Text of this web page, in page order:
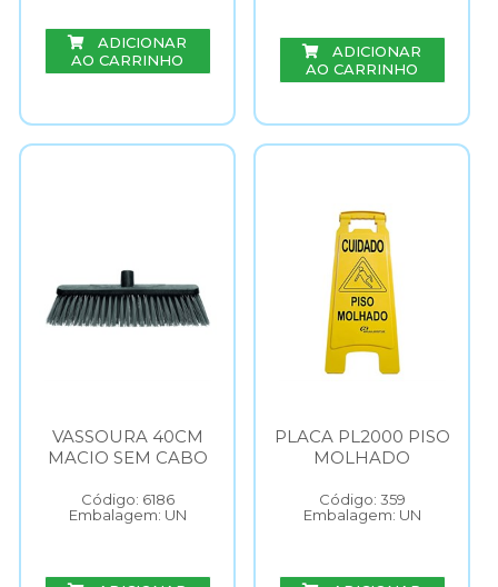
ADICIONAR
AO CARRINHO
ADICIONAR
AO CARRINHO
VASSOURA 40CM
MACIO SEM CABO
Código: 6186
Embalagem: UN
PLACA PL2000 PISO
MOLHADO
Código: 359
Embalagem: UN